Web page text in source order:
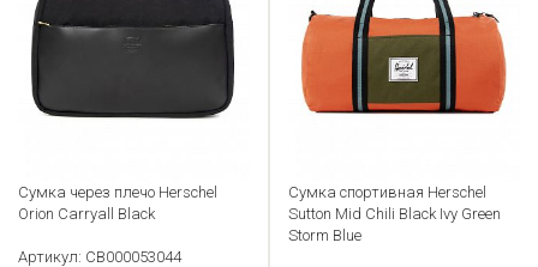
Сумка через плечо Herschel
Orion Carryall Black
Артикул: CB000053044
Сумка спортивная Herschel
Sutton Mid Chili Black Ivy Green
Storm Blue